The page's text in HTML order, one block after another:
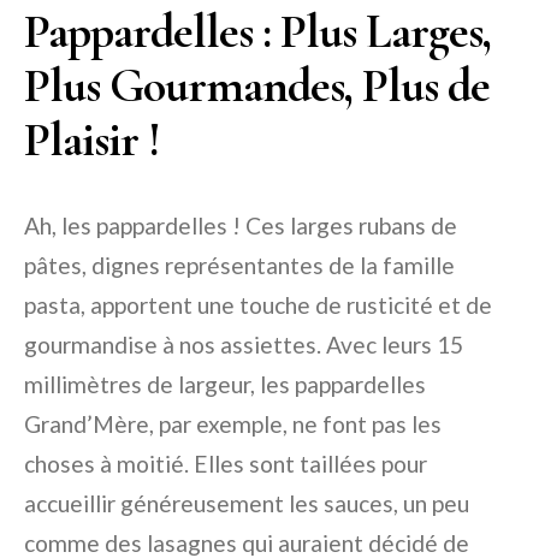
Pappardelles : Plus Larges,
Plus Gourmandes, Plus de
Plaisir !
Ah, les pappardelles ! Ces larges rubans de
pâtes, dignes représentantes de la famille
pasta, apportent une touche de rusticité et de
gourmandise à nos assiettes. Avec leurs 15
millimètres de largeur, les pappardelles
Grand’Mère, par exemple, ne font pas les
choses à moitié. Elles sont taillées pour
accueillir généreusement les sauces, un peu
comme des lasagnes qui auraient décidé de